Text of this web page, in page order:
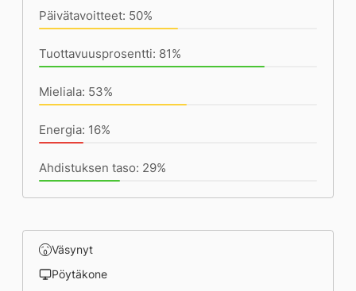
Päivätavoitteet: 50%
Tuottavuusprosentti: 81%
Mieliala: 53%
Energia: 16%
Ahdistuksen taso: 29%
Väsynyt
Pöytäkone